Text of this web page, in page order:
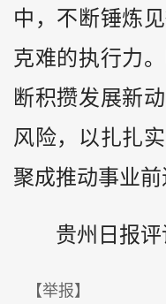
中，不断锤炼
克难的执行力
断积攒发展新
风险，以扎扎
聚成推动事业前
贵州日报评
【举报】